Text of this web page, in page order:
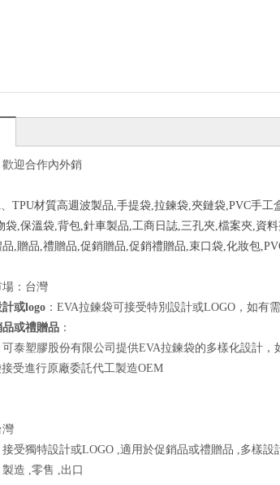
迎合作內外銷
TPU材質高週波製品,手提袋,拉鍊袋,夾鏈袋,PVC手工
袋,保溫袋,背包,針車製品,工商日誌,三孔夾,檔案夾,資
品,贈品,禮贈品,促銷贈品,促銷禮贈品,束口袋,化妝包
：台灣
或logo ：EVA拉鍊袋可接受特別設計或LOGO，如有
或禮贈品 ：
可泰塑膠股份有限公司提供EVA拉鍊袋的多樣化設計，
受進行原廠委託代工製造OEM
灣
受獨特設計或LOGO ,適用於促銷品或禮贈品 ,多樣設
造 ,零售 ,出口